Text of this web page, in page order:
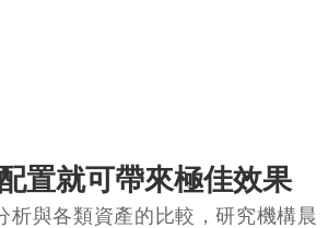
置就可帶來極佳效果
析與各類資產的比較，研究機構晨